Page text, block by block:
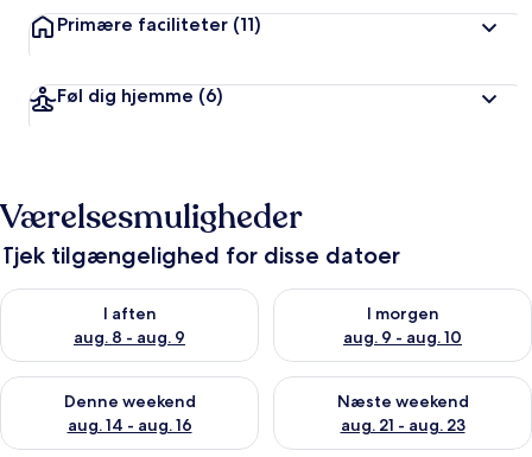
Primære faciliteter (11)
Føl dig hjemme (6)
Værelsesmuligheder
Tjek tilgængelighed for disse datoer
I aften
aug. 8 - aug. 9
Tjek tilgængelighed for i aften aug. 8 - aug. 9
I morgen
aug. 9 - aug. 10
Tjek tilgængelighed for i
Denne weekend
aug. 14 - aug. 16
Tjek tilgængelighed for denne weekend aug. 14 - aug. 16
Næste weekend
aug. 21 - aug. 23
Tjek tilgængelighed for næste